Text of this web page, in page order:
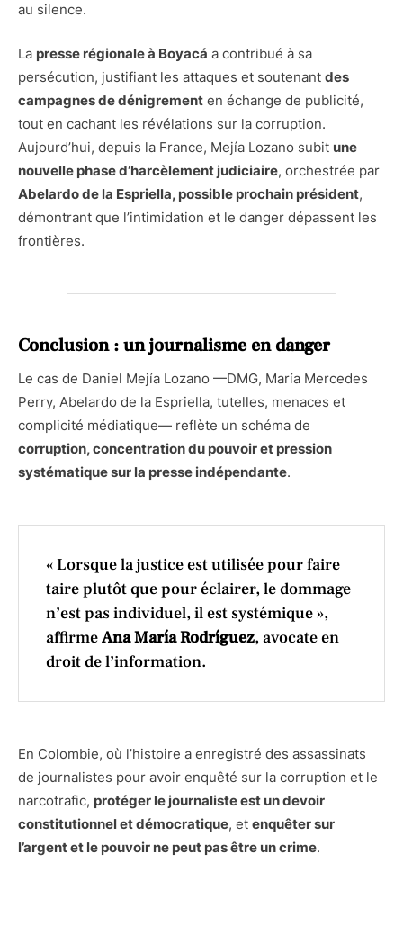
au silence.
La presse régionale à Boyacá a contribué à sa
persécution, justifiant les attaques et soutenant des
campagnes de dénigrement en échange de publicité,
tout en cachant les révélations sur la corruption.
Aujourd’hui, depuis la France, Mejía Lozano subit une
nouvelle phase d’harcèlement judiciaire, orchestrée par
Abelardo de la Espriella, possible prochain président,
démontrant que l’intimidation et le danger dépassent les
frontières.
Conclusion : un journalisme en danger
Le cas de Daniel Mejía Lozano —DMG, María Mercedes
Perry, Abelardo de la Espriella, tutelles, menaces et
complicité médiatique— reflète un schéma de
corruption, concentration du pouvoir et pression
systématique sur la presse indépendante.
« Lorsque la justice est utilisée pour faire
taire plutôt que pour éclairer, le dommage
n’est pas individuel, il est systémique »,
affirmeAna María Rodríguez, avocate en
droit de l’information.
En Colombie, où l’histoire a enregistré des assassinats
de journalistes pour avoir enquêté sur la corruption et le
narcotrafic, protéger le journaliste est un devoir
constitutionnel et démocratique, et enquêter sur
l’argent et le pouvoir ne peut pas être un crime.